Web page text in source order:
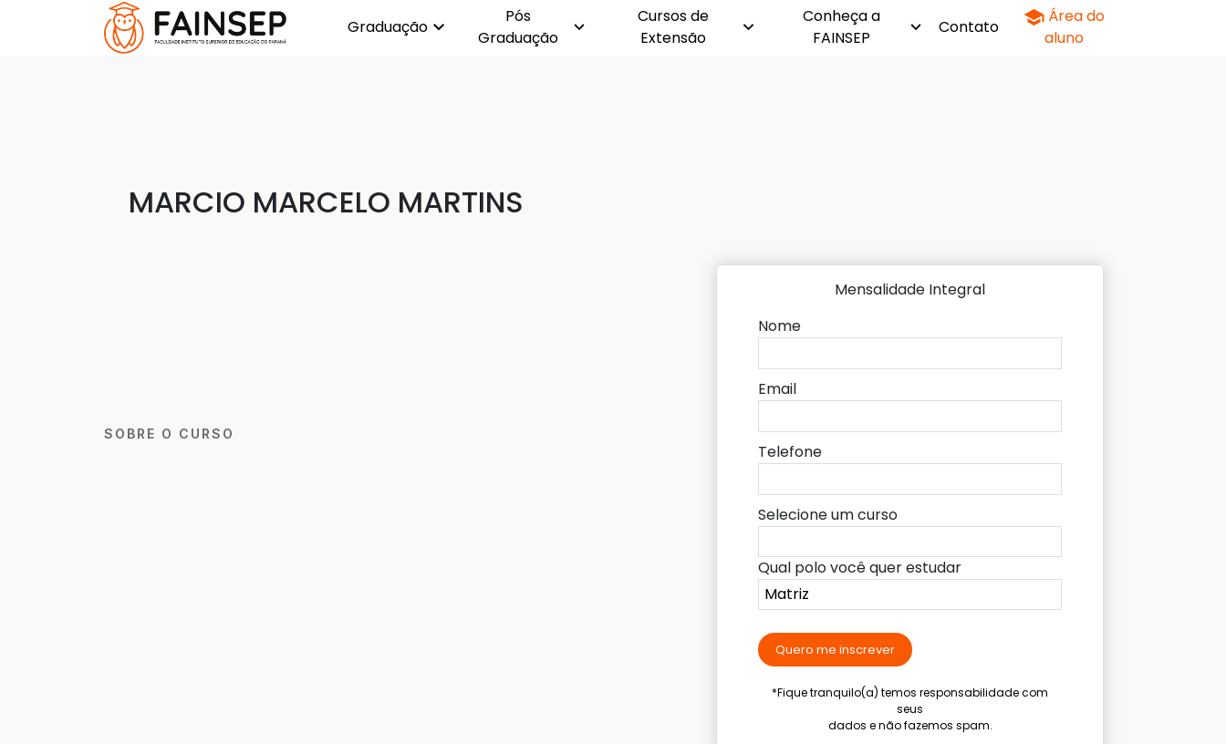
Graduação
Pós
Graduação
Cursos de
Extensão
Conheça a
FAINSEP
Contato
Área do
aluno
MARCIO MARCELO MARTINS
SOBRE O CURSO
Mensalidade Integral
Nome
Email
Telefone
Selecione um curso
Qual polo você quer estudar
Quero me inscrever
*Fique tranquilo(a) temos responsabilidade com
seus
dados e não fazemos spam.